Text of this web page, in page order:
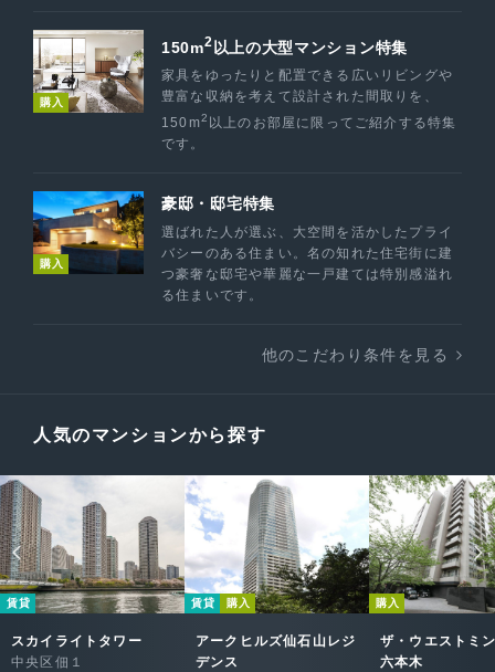
購入
150m2 以上の大型マンション特集
家具をゆったりと配置できる広いリビングや
豊富な収納を考えて設計された間取りを、
150m2 以上のお部屋に限ってご紹介する特集
です。
購入
豪邸・邸宅特集
選ばれた人が選ぶ、大空間を活かしたプライ
バシーのある住まい。名の知れた住宅街に建
つ豪奢な邸宅や華麗な一戸建ては特別感溢れ
る住まいです。
他のこだわり条件を見る
人気のマンションから探す
賃貸
スカイライトタワー
中央区佃１
賃貸 購入
アークヒルズ仙石山レジ
デンス
購入
ザ・ウエストミ
六本木